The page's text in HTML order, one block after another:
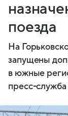
поезда
На
запущены
в южные
пресс-